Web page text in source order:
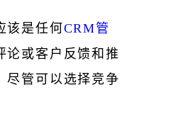
该是任何CRM管
论或客户反馈和推
尽管可以选择竞争